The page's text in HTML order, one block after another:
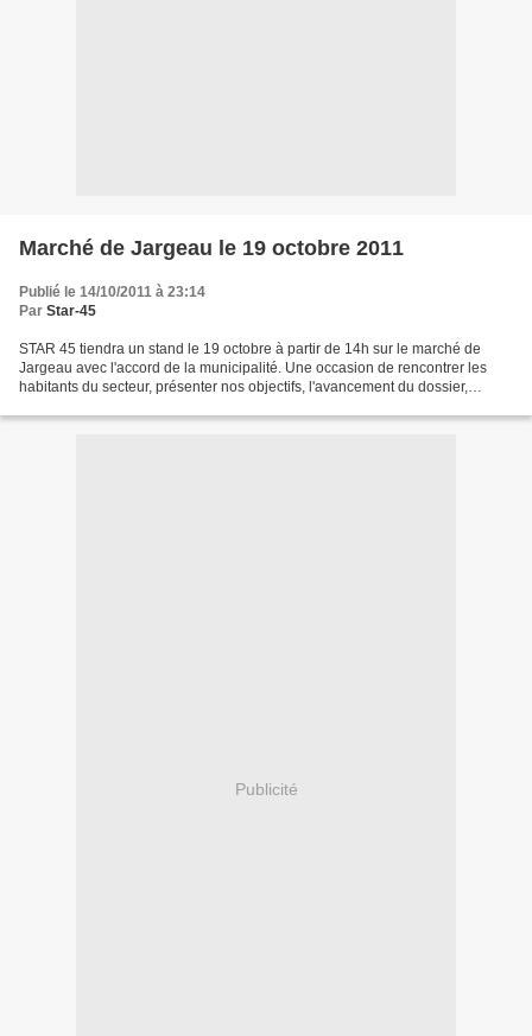
Marché de Jargeau le 19 octobre 2011
Publié le 14/10/2011 à 23:14
Par Star-45
STAR 45 tiendra un stand le 19 octobre à partir de 14h sur le marché de
Jargeau avec l'accord de la municipalité. Une occasion de rencontrer les
habitants du secteur, présenter nos objectifs, l'avancement du dossier,
Publicité